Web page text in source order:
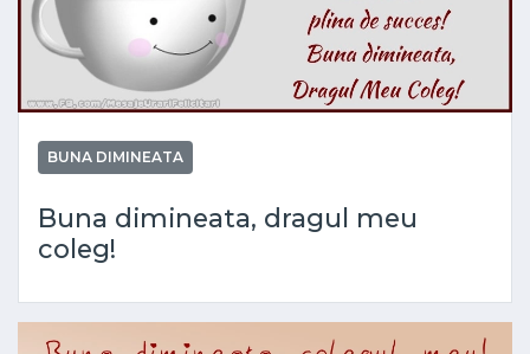
BUNA DIMINEATA
Buna dimineata, dragul meu
coleg!